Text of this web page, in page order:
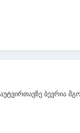
ბევრია